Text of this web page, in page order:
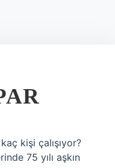
kişi çalışıyor?
75 yılı aşkın